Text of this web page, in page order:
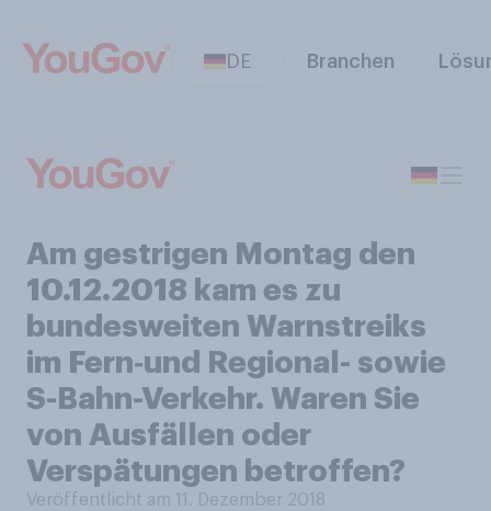
DE Branchen
Am gestrigen Montag den
10.12.2018 kam es zu
bundesweiten Warnstreiks
im Fern‑und Regional- sowie
S-Bahn-Verkehr. Waren Sie
von Ausfällen oder
Verspätungen betroffen?
Veröffentlicht am 11. Dezember 2018